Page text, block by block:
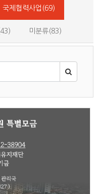
국제협력사업(69)
미분류(83)